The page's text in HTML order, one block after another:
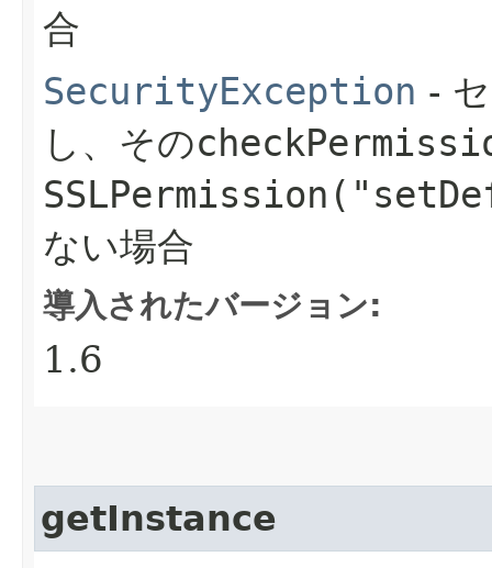
合
SecurityException -
し、その
ない場合
導入されたバージョン:
1.6
getInstance